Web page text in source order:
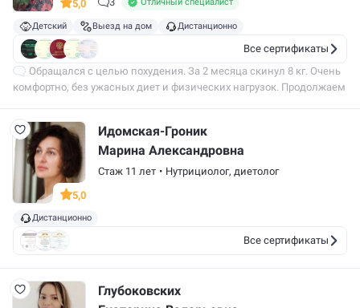
5,0
Детский Выезд на дом Дистанционно
Все сертификаты
Обращался с целью похудения. За 2 месяца скинул 8 кг. Очень
комфортно, без ужасных диет и физических нагрузок. Продолжаем
5,0
Идомская-Гроник
Марина Александровна
Стаж 11 лет • Нутрициолог, диетолог
Дистанционно
Все сертификаты
Глубоковских